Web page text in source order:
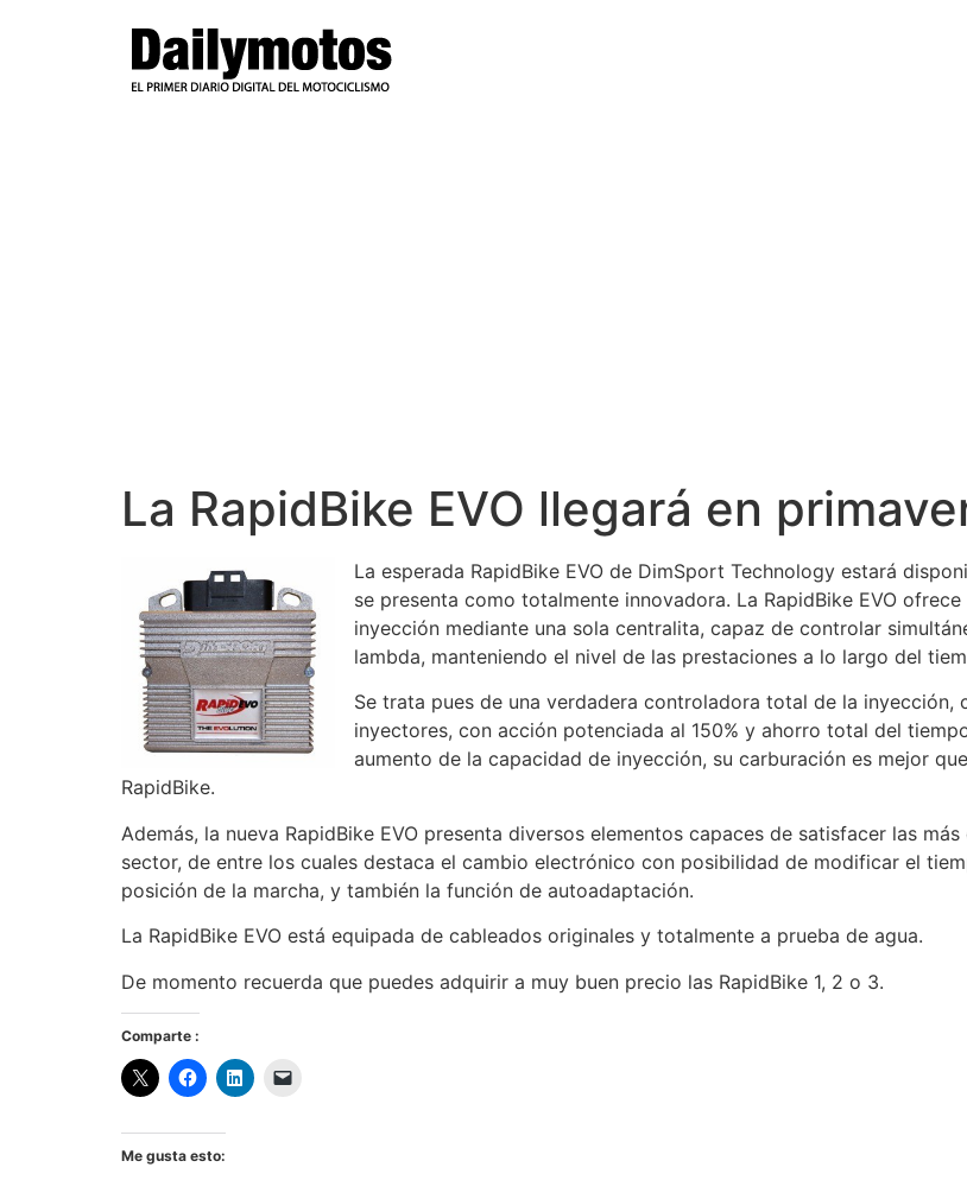
La RapidBike EVO llegará en
La esperada RapidBike EVO de DimSport Technology estará
se presenta como totalmente innovadora. La RapidBike EVO
inyección mediante una sola centralita, capaz de controlar
lambda, manteniendo el nivel de las prestaciones a lo largo del
Se trata pues de una verdadera controladora total de la inyección,
inyectores, con acción potenciada al 150% y ahorro total del
aumento de la capacidad de inyección, su carburación es mejor
RapidBike.
Además, la nueva RapidBike EVO presenta diversos elementos capaces de satisfacer las
sector, de entre los cuales destaca el cambio electrónico con posibilidad de modificar el
posición de la marcha, y también la función de autoadaptación.
La RapidBike EVO está equipada de cableados originales y totalmente a prueba de agua.
De momento recuerda que puedes adquirir a muy buen precio las RapidBike 1, 2 o 3.
Comparte :
Me gusta esto: